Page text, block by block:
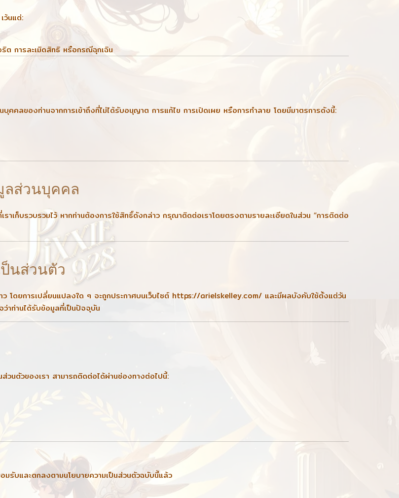
ว้นแต่:
ต การละเมิดสิทธิ หรือกรณีฉุกเฉิน
คคลของท่านจากการเข้าถึงที่ไม่ได้รับอนุญาต การแก้ไข การเปิดเผย หรือการทำลาย โดยมีมาตรการดังนี้:
ลส่วนบุคคล
าเก็บรวบรวมไว้ หากท่านต้องการใช้สิทธิ์ดังกล่าว กรุณาติดต่อเราโดยตรงตามรายละเอียดในส่วน “การติดต่อ
นส่วนตัว
โดยการเปลี่ยนแปลงใด ๆ จะถูกประกาศบนเว็บไซต์ https://arielskelley.com/ และมีผลบังคับใช้ตั้งแต่วัน
ว่าท่านได้รับข้อมูลที่เป็นปัจจุบัน
วนตัวของเรา สามารถติดต่อได้ผ่านช่องทางต่อไปนี้:
มรับและตกลงตามนโยบายความเป็นส่วนตัวฉบับนี้แล้ว